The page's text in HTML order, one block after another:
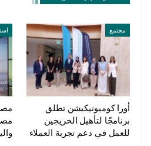
مجتمع
أورا كوميونيكيشن تطلق
برنامجًا لتأهيل الخريجين
للعمل في دعم تجربة العملاء